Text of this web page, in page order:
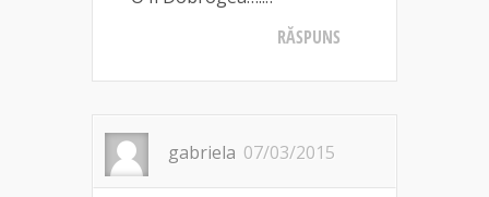
RĂSPUNS
gabriela 07/03/2015